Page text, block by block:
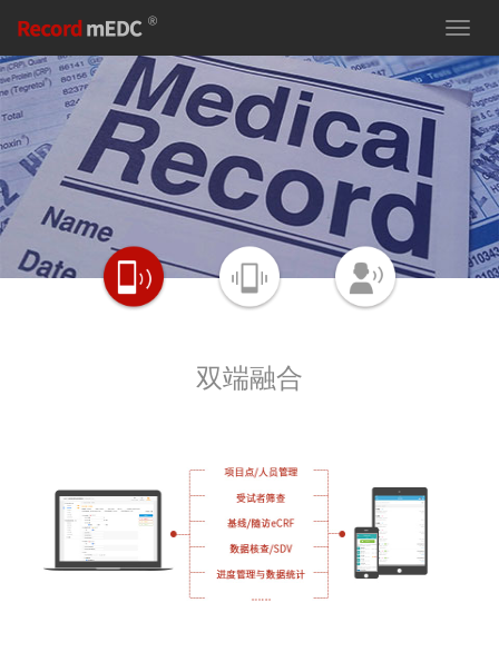
切
换
导
航
双端融合